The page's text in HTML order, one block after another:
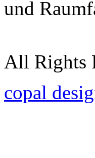
und
All Rights
copal